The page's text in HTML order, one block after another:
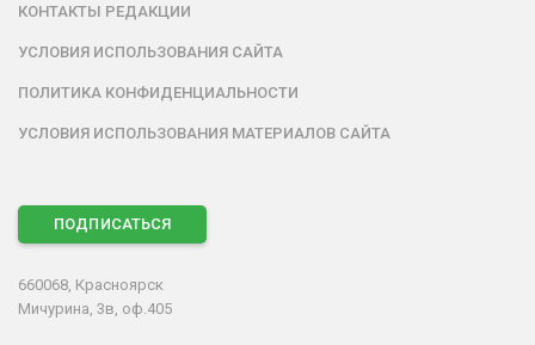
КОНТАКТЫ РЕДАКЦИИ
УСЛОВИЯ ИСПОЛЬЗОВАНИЯ САЙТА
ПОЛИТИКА КОНФИДЕНЦИАЛЬНОСТИ
УСЛОВИЯ ИСПОЛЬЗОВАНИЯ МАТЕРИАЛОВ САЙТА
ПОДПИСАТЬСЯ
660068, Красноярск
Мичурина, 3в, оф.405